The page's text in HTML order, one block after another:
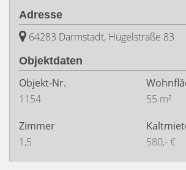
Adresse
64283 Darmstadt, Hügelstraße 83
Objektdaten
Objekt-Nr.
1154
55 m²
Zimmer
1,5
580,- €